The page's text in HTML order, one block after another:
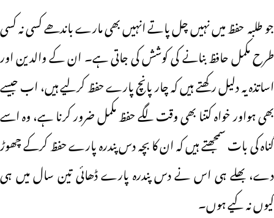
جو طلبہ حفظ میں نہیں چل پاتے انہیں بھی مارے باندھے کسی نہ کسی
طرح مکمل حافظ بنانے کی کوشش کی جاتی ہے۔ ان کے والدین اور
اساتذہ یہ دلیل رکھتے ہیں کہ چار پانچ پارے حفظ کرلیے ہیں، اب جیسے
بھی ہواور خواہ کتنا بھی وقت لگے حفظ مکمل ضرور کرنا ہے، وہ اسے
گناہ کی بات سمجھتے ہیں کہ ان کا بچہ دس پندرہ پارے حفظ کرکے چھوڑ
دے، بھلے ہی اس نے دس پندرہ پارے ڈھائی تین سال میں ہی
کیوں نہ کیے ہوں۔